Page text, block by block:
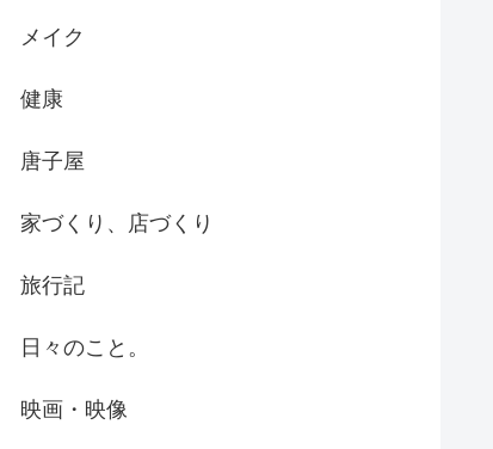
メイク
健康
唐子屋
家づくり、店づくり
旅行記
日々のこと。
映画・映像